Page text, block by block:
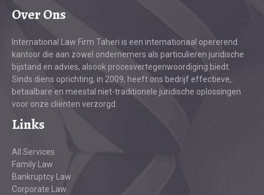
Over Ons
International Law Firm Taheri is een internationaal opererend
kantoor die aan zowel ondernemers als particulieren juridische
bijstand en advies, alsook procesvertegenwoordiging biedt.
Sinds diens oprichting, in 2009, heeft ons bedrijf effectieve,
betaalbare en meestal niet-traditionele juridische oplossingen
voor onze cliënten verzorgd.
Links
All Services
Family Law
Bankruptcy Law
Corporate Law